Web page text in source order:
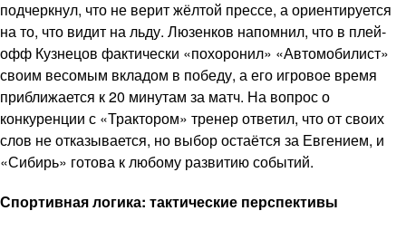
подчеркнул, что не верит жёлтой прессе, а ориентируется
на то, что видит на льду. Люзенков напомнил, что в плей-
офф Кузнецов фактически «похоронил» «Автомобилист»
своим весомым вкладом в победу, а его игровое время
приближается к 20 минутам за матч. На вопрос о
конкуренции с «Трактором» тренер ответил, что от своих
слов не отказывается, но выбор остаётся за Евгением, и
«Сибирь» готова к любому развитию событий.
Спортивная логика: тактические перспективы